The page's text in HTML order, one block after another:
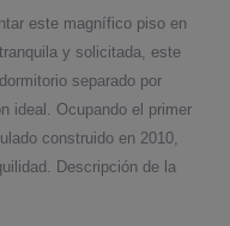
este magnífico piso en
y solicitada, este
separado por
ideal. Ocupando el primer
construido en 2010,
Descripción de la